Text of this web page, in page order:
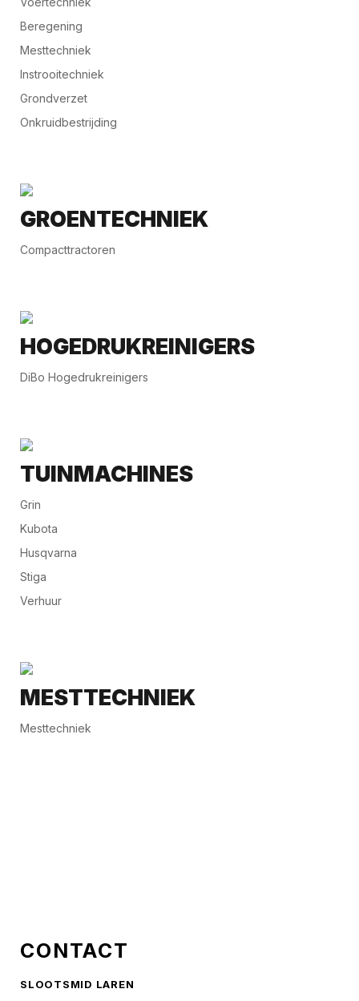
Beregening
Mesttechniek
Instrooitechniek
Grondverzet
Onkruidbestrijding
GROENTECHNIEK
Compacttractoren
HOGEDRUKREINIGERS
DiBo Hogedrukreinigers
TUINMACHINES
Grin
Kubota
Husqvarna
Stiga
Verhuur
MESTTECHNIEK
Mesttechniek
CONTACT
SLOOTSMID LAREN